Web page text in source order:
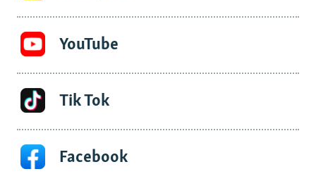
YouTube
Tik Tok
Facebook